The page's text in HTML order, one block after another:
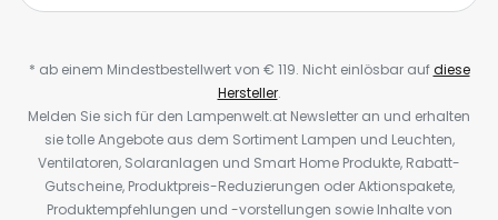
* ab einem Mindestbestellwert von € 119. Nicht einlösbar aufdiese
Hersteller.
Melden Sie sich für den Lampenwelt.at Newsletter an und erhalten
sie tolle Angebote aus dem Sortiment Lampen und Leuchten,
Ventilatoren, Solaranlagen und Smart Home Produkte, Rabatt-
Gutscheine, Produktpreis-Reduzierungen oder Aktionspakete,
Produktempfehlungen und -vorstellungen sowie Inhalte von